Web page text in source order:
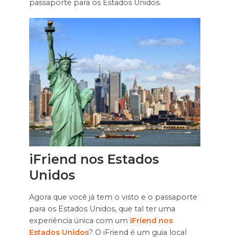
passaporte para os Estados Unidos.
iFriend nos Estados
Unidos
Agora que você já tem o visto e o passaporte
para os Estados Unidos, que tal ter uma
experiência única com um iFriend nos
Estados Unidos? O iFriend é um guia local